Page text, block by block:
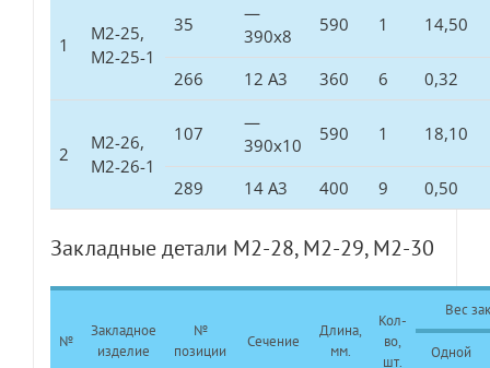
1
М2-25,
М2-25-1
35
—
390х8
590 1 14,50
266 12 А3 360 6 0,32
2
М2-26,
М2-26-1
107
—
390х10
590 1 18,10
289 14 А3 400 9 0,50
Закладные детали М2-28, М2-29, М2-30
№
Закладное
изделие
№
позиции
Сечение
Длина,
мм.
Кол-
во,
шт.
Вес
Одной